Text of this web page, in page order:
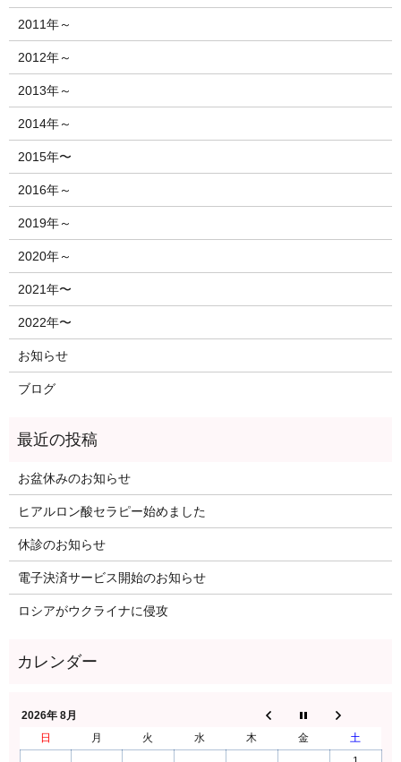
2011年～
2012年～
2013年～
2014年～
2015年〜
2016年～
2019年～
2020年～
2021年〜
2022年〜
お知らせ
ブログ
お盆休みのお知らせ
ヒアルロン酸セラピー始めました
休診のお知らせ
電子決済サービス開始のお知らせ
ロシアがウクライナに侵攻
2026年 8月
日
月 火 水 木 金
土